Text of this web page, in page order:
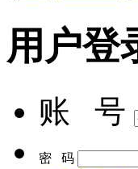
用户登
账 号
密 码